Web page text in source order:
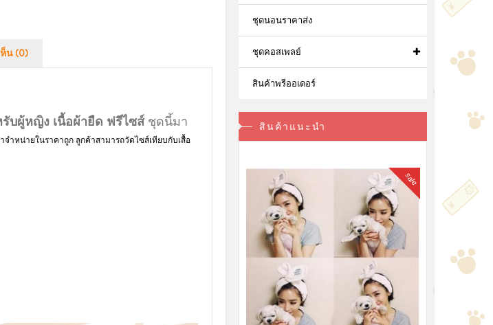
น (0)
บผู้หญิง เนื้อผ้ายืด ฟรีไซส์ ชุดนี้มา
จำหน่ายในราคาถูก ลูกค้าสามารถวัดไซส์เทียบกับเสื้อ
ชุดนอนราคาส่ง
ชุดคอสเพลย์
สินค้าพรีออเดอร์
สินค้าแนะนำ
sale